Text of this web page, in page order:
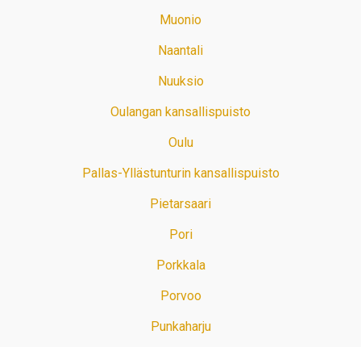
Muonio
Naantali
Nuuksio
Oulangan kansallispuisto
Oulu
Pallas-Yllästunturin kansallispuisto
Pietarsaari
Pori
Porkkala
Porvoo
Punkaharju